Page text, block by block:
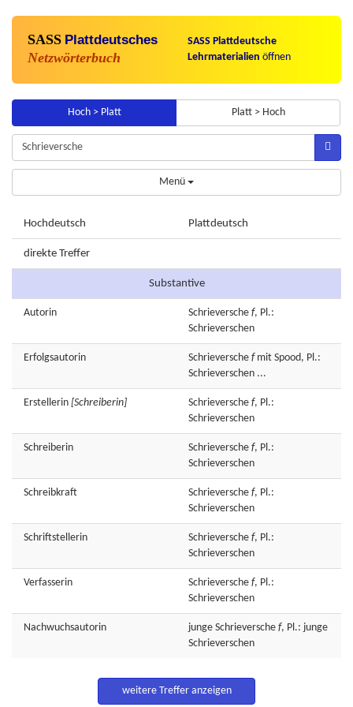
SASS Plattdeutsches
Netzwörterbuch
SASS Plattdeutsche
Lehrmaterialien öffnen
Hoch > Platt Platt > Hoch
Menü
Hochdeutsch Plattdeutsch
direkte Treffer
Substantive
Autorin Schrieversche f, Pl.:
Schrieverschen
Erfolgsautorin Schrieversche fmit Spood, Pl.:
Schrieverschen ...
Erstellerin [Schreiberin] Schrieversche f, Pl.:
Schrieverschen
Schreiberin Schrieversche f, Pl.:
Schrieverschen
Schreibkraft Schrieversche f, Pl.:
Schrieverschen
Schriftstellerin Schrieversche f, Pl.:
Schrieverschen
Verfasserin Schrieversche f, Pl.:
Schrieverschen
Nachwuchsautorin junge Schrieversche f, Pl.: junge
Schrieverschen
weitere Treffer anzeigen